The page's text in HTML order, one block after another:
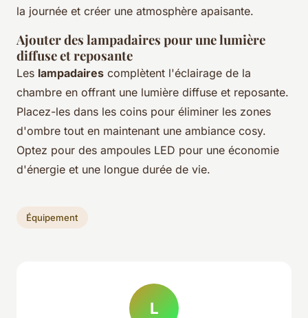
la journée et créer une atmosphère apaisante.
Ajouter des lampadaires pour une lumière
diffuse et reposante
Les lampadaires complètent l'éclairage de la
chambre en offrant une lumière diffuse et reposante.
Placez-les dans les coins pour éliminer les zones
d'ombre tout en maintenant une ambiance cosy.
Optez pour des ampoules LED pour une économie
d'énergie et une longue durée de vie.
Équipement
L